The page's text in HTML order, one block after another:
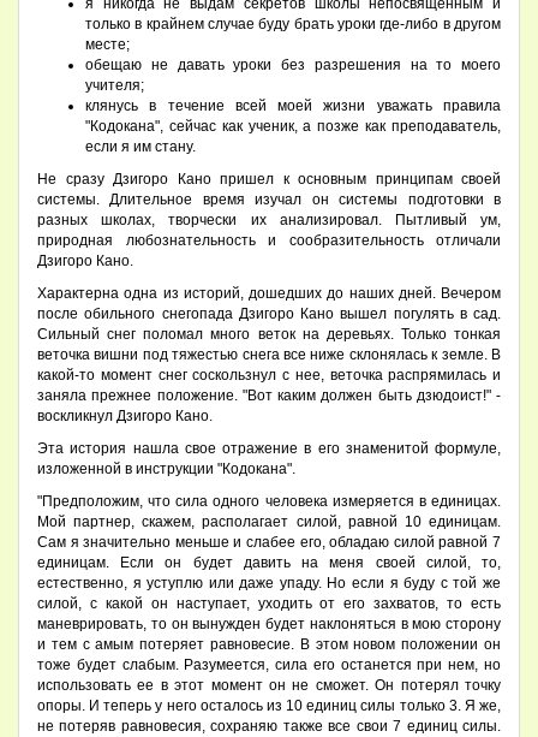
я никогда не выдам секретов школы непосвященным и
только в крайнем случае буду брать уроки где-либо в другом
месте;
обещаю не давать уроки без разрешения на то моего
учителя;
клянусь в течение всей моей жизни уважать правила
"Кодокана", сейчас как ученик, а позже как преподаватель,
если я им стану.
Не сразу Дзигоро Кано пришел к основным принципам своей
системы. Длительное время изучал он системы подготовки в
разных школах, творчески их анализировал. Пытливый ум,
природная любознательность и сообразительность отличали
Дзигоро Кано.
Характерна одна из историй, дошедших до наших дней. Вечером
после обильного снегопада Дзигоро Кано вышел погулять в сад.
Сильный снег поломал много веток на деревьях. Только тонкая
веточка вишни под тяжестью снега все ниже склонялась к земле. В
какой-то момент снег соскользнул с нее, веточка распрямилась и
заняла прежнее положение. "Вот каким должен быть дзюдоист!" -
воскликнул Дзигоро Кано.
Эта история нашла свое отражение в его знаменитой формуле,
изложенной в инструкции "Кодокана".
"Предположим, что сила одного человека измеряется в единицах.
Мой партнер, скажем, располагает силой, равной 10 единицам.
Сам я значительно меньше и слабее его, обладаю силой равной 7
единицам. Если он будет давить на меня своей силой, то,
естественно, я уступлю или даже упаду. Но если я буду с той же
силой, с какой он наступает, уходить от его захватов, то есть
маневрировать, то он вынужден будет наклоняться в мою сторону
и тем с амым потеряет равновесие. В этом новом положении он
тоже будет слабым. Разумеется, сила его останется при нем, но
использовать ее в этот момент он не сможет. Он потерял точку
опоры. И теперь у него осталось из 10 единиц силы только 3. Я же,
не потеряв равновесия, сохраняю также все свои 7 единиц силы.